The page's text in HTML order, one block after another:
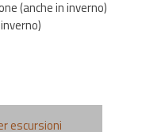
(anche in inverno)
escursioni